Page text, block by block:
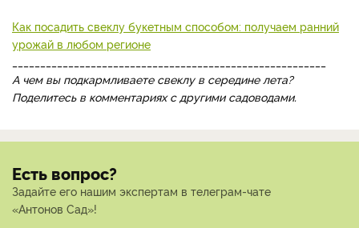
Как посадить свеклу букетным способом: получаем ранний
урожай в любом регионе
А чем вы подкармливаете свеклу в середине лета?
Поделитесь в комментариях с другими садоводами.
Есть вопрос?
Задайте его нашим экспертам в телеграм-чате
«Антонов Сад»!